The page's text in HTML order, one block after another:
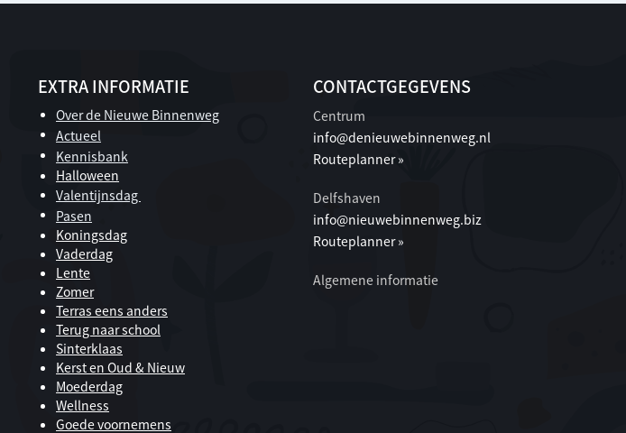
EXTRA INFORMATIE
Over de Nieuwe Binnenweg
Actueel
Kennisbank
Halloween
Valentijnsdag
Pasen
Koningsdag
Vaderdag
Lente
Zomer
Terras eens anders
Terug naar school
Sinterklaas
Kerst en Oud & Nieuw
Moederdag
Wellness
Goede voornemens
CONTACTGEGEVENS
Centrum
info@denieuwebinnenweg.nl
Routeplanner »
Delfshaven
info@nieuwebinnenweg.biz
Routeplanner »
Algemene informatie